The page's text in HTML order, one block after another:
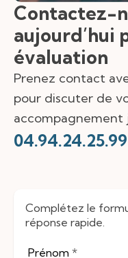
Complétez le
réponse rapide.
Leave
Prénom *
Contactez-
aujourd’hui
évaluation
Prenez contact
pour discuter de
accompagnement
04.94.24.25.99